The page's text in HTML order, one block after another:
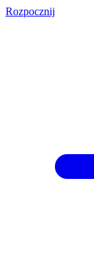
Rozpocznij